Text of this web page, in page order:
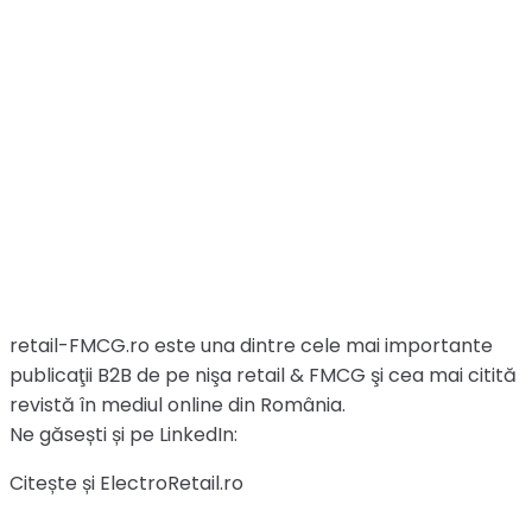
retail-FMCG.ro este una dintre cele mai importante
publicaţii B2B de pe nişa retail & FMCG şi cea mai citită
revistă în mediul online din România.
Ne găsești și pe LinkedIn:
Citește și ElectroRetail.ro